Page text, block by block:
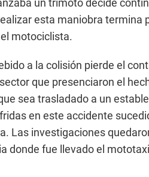
un trimoto decide
esta maniobra termina
motociclista.
a la colisión pierde el
que presenciaron el
sea trasladado a un
en este accidente
Las investigaciones
donde fue llevado el